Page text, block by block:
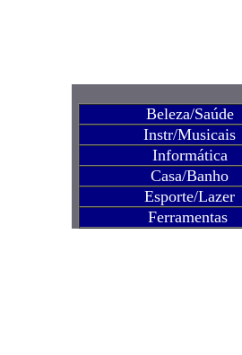
Beleza/Saúde
Instr/Musicais
Informática
Casa/Banho
Esporte/Lazer
Ferramentas